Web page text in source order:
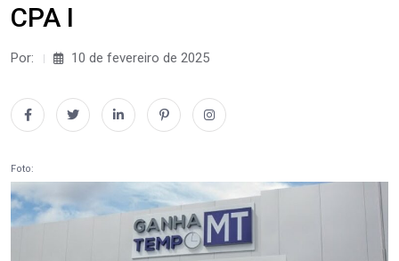
CPA I
Por: 10 de fevereiro de 2025
Foto: